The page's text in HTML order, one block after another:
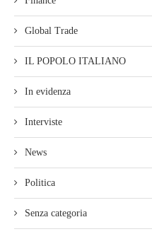
Global Trade
IL POPOLO ITALIANO
In evidenza
Interviste
News
Politica
Senza categoria